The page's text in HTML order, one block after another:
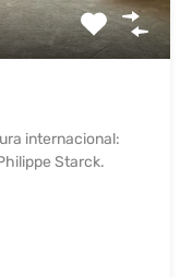
internacional:
Starck.